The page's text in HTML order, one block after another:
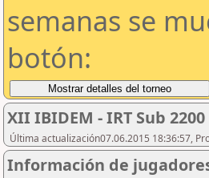
semanas se
botón:
XII IBIDEM - IRT Sub 2200
Última actualización07.06.2015 18:36:57,
Información de